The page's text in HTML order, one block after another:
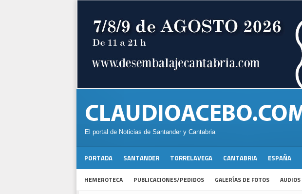
El portal de Noticias de Santander y Cantabria
PORTADA SANTANDER TORRELAVEGA CANTABRIA ESPAÑA
HEMEROTECA PUBLICACIONES/PEDIDOS GALERÍAS DE FOTOS AUDIOS